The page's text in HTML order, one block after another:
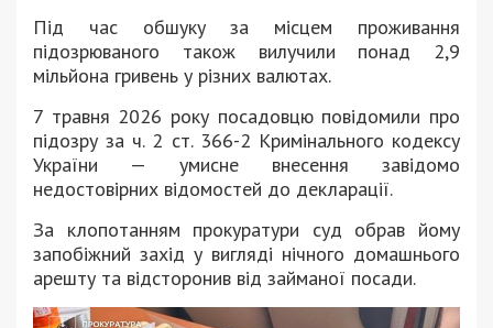
Під час обшуку за місцем проживання
підозрюваного також вилучили понад 2,9
мільйона гривень у різних валютах.
7 травня 2026 року посадовцю повідомили про
підозру за ч. 2 ст. 366-2 Кримінального кодексу
України — умисне внесення завідомо
недостовірних відомостей до декларації.
За клопотанням прокуратури суд обрав йому
запобіжний захід у вигляді нічного домашнього
арешту та відсторонив від займаної посади.